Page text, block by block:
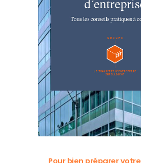
Pour bien préparer votre